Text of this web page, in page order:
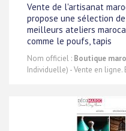
Vente de l'artisanat
propose une sélection
meilleurs ateliers
comme le poufs, tapis
Nom officiel : Boutique
Individuelle) - Vente en ligne.